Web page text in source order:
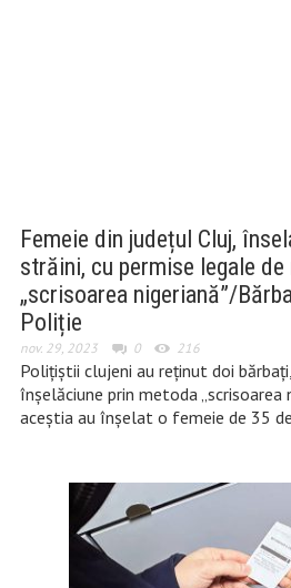
Femeie din județul Cluj,
străini, cu permise legale
„scrisoarea nigeriană”/
Poliție
nov. 29, 2023 0 216
Polițiștii clujeni au reținut doi
înșelăciune prin metoda „scrisoarea
aceștia au înșelat o femeie de 35